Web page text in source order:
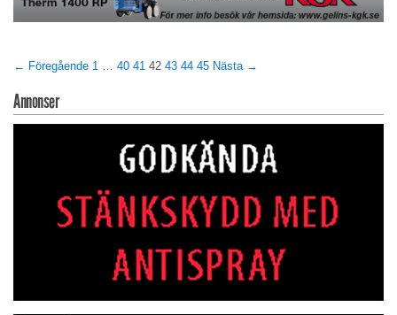
← Föregående 1 … 40 41 42 43 44 45 Nästa →
Annonser